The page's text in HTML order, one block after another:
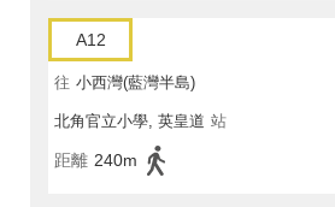
A12
往 小西灣(藍灣半島)
北角官立小學, 英皇道 站
距離 240m